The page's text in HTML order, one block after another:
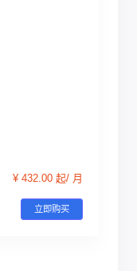
¥ 432.00 起/ 月
立即购买